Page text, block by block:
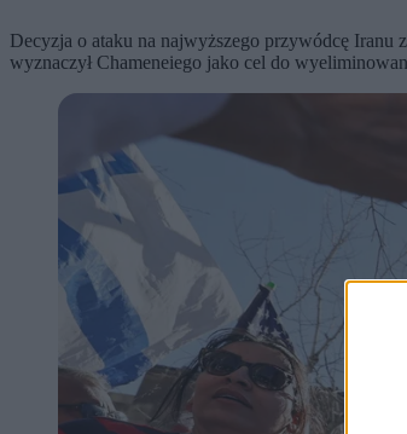
Decyzja o ataku na najwyższego przywódcę Iranu
wyznaczył Chameneiego jako cel do